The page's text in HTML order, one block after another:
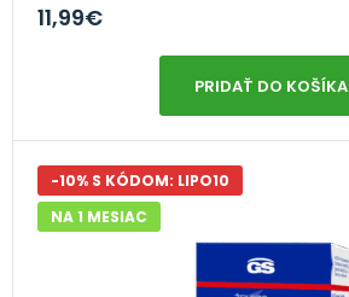
11,99€
PRIDAŤ DO KOŠÍKA
-10% S KÓDOM: LIPO10
NA 1 MESIAC